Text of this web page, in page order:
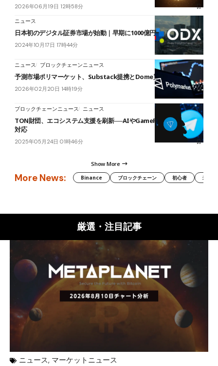
2026年06月19日 12時58分
ニュース
日本初のデジタル証券市場が始動｜早期に1000億円市場を目指す
2024年10月17日 17時44分
ニュース ブロックチェーンニュース
予測市場ポリマーケット、Substack提携とDome買収
2026年02月20日 14時19分
ブロックチェーンニュース ニュース
TON財団、エコシステム支援を刷新──AIやGameFiなど成長領域に
対応
2025年05月24日 01時46分
Show More
More News: Binance ブロックチェーン 初心者 米国
厳選・注目記事
ニュース, マーケットニュース